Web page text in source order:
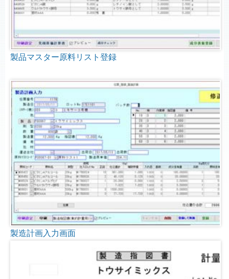
製品マスター原料リスト登録
製造計画入力画面